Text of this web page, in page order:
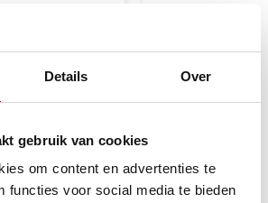
Details Over
gebruik van cookies
om content en advertenties te
functies voor social media te bieden
1.799 829